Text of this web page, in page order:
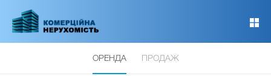
основного
ОРЕНДА ПРОДАЖ